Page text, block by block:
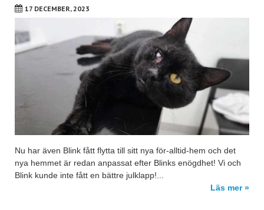
17 DECEMBER, 2023
Nu har även Blink fått flytta till sitt nya för-alltid-hem och det
nya hemmet är redan anpassat efter Blinks enögdhet! Vi och
Blink kunde inte fått en bättre julklapp!...
Läs mer »